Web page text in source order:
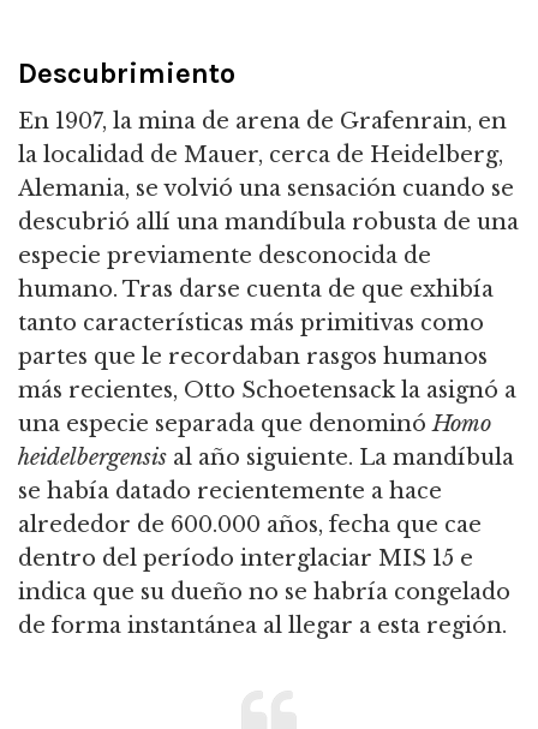
Descubrimiento
En 1907, la mina de arena de Grafenrain, en
la localidad de Mauer, cerca de Heidelberg,
Alemania, se volvió una sensación cuando se
descubrió allí una mandíbula robusta de una
especie previamente desconocida de
humano. Tras darse cuenta de que exhibía
tanto características más primitivas como
partes que le recordaban rasgos humanos
más recientes, Otto Schoetensack la asignó a
una especie separada que denominóHomo
heidelbergensis al año siguiente. La mandíbula
se había datado recientemente a hace
alrededor de 600.000 años, fecha que cae
dentro del período interglaciar MIS 15 e
indica que su dueño no se habría congelado
de forma instantánea al llegar a esta región.